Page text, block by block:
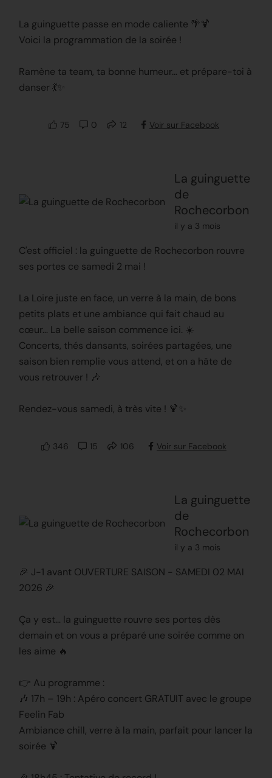
La guinguette passe en mode caliente 🌴🍹
Voici la programmation de la soirée !
Ramène ta team, ta bonne humeur… et prépare-toi à
danser 💃✨
75 0 12 Voir sur Facebook
La guinguette
de
Rochecorbon
il y a 3 mois
C'est officiel : la guinguette de Rochecorbon rouvre
ses portes ce samedi 2 mai !
La Loire juste en face, un verre à la main, de bons
petits plats et une ambiance qui fait chaud au
cœur… La belle saison commence ici. ☀️
Concerts, thés dansants, soirées partagées, une
saison bien remplie vous attend, et on a hâte de
vous retrouver ! 🎶
Rendez-vous samedi, à très vite ! 🍹✨
346 15 106 Voir sur Facebook
La guinguette
de
Rochecorbon
il y a 3 mois
🎉 J-1 avant OUVERTURE SAISON - SAMEDI 02 MAI
2026 🎉
Ça y est… la guinguette rouvre ses portes dès
demain et on vous a préparé une soirée comme on
les aime 🔥
👉 Au programme :
🎶 17h – 19h : Apéro concert GRATUIT avec le groupe
Feelin Fab
Ambiance chill, verre à la main, parfait pour lancer la
soirée 🍹